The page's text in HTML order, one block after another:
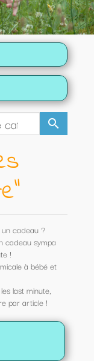
search
cadeau ?
cadeau sympa
!
à bébé et
last minute,
par article !